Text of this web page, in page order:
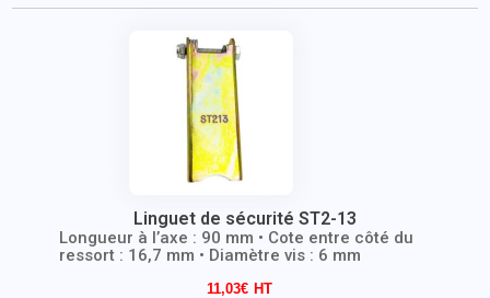
Linguet de sécurité ST2-13
Longueur à l’axe : 90 mm • Cote entre côté du
ressort : 16,7 mm • Diamètre vis : 6 mm
11,03€